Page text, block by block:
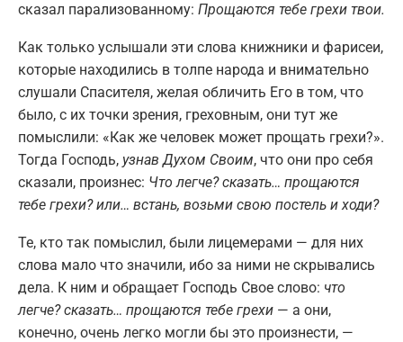
сказал парализованному: Прощаются тебе грехи твои.
Как только услышали эти слова книжники и фарисеи,
которые находились в толпе народа и внимательно
слушали Спасителя, желая обличить Его в том, что
было, с их точки зрения, греховным, они тут же
помыслили: «Как же человек может прощать грехи?».
Тогда Господь, узнав Духом Своим, что они про себя
сказали, произнес: Что легче? сказать… прощаются
тебе грехи? или… встань, возьми свою постель и ходи?
Те, кто так помыслил, были лицемерами — для них
слова мало что значили, ибо за ними не скрывались
дела. К ним и обращает Господь Свое слово: что
легче? сказать… прощаются тебе грехи — а они,
конечно, очень легко могли бы это произнести, —